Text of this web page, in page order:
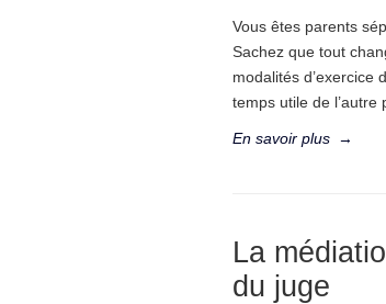
Vous êtes parents
Sachez que tout
modalités d’exercice
temps utile de l’autre
En savoir plus →
La
du juge